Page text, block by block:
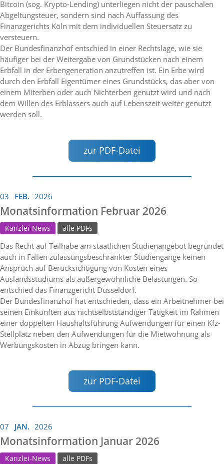
Bitcoin (sog. Krypto-Lending) unterliegen nicht der pauschalen
Abgeltungsteuer, sondern sind nach Auffassung des
Finanzgerichts Köln mit dem individuellen Steuersatz zu
versteuern.
Der Bundesfinanzhof entschied in einer Rechtslage, wie sie
häufiger bei der Weitergabe von Grundstücken nach einem
Erbfall in der Erbengeneration anzutreffen ist. Ein Erbe wird
durch den Erbfall Eigentümer eines Grundstücks, das aber von
einem Miterben oder auch Nichterben genutzt wird und nach
dem Willen des Erblassers auch auf Lebenszeit weiter genutzt
werden soll.
zur PDF-Datei
03 FEB. 2026
Monatsinformation Februar 2026
Kanzlei-News alle PDFs
Das Recht auf Teilhabe am staatlichen Studienangebot begründet
auch in Fällen zulassungsbeschränkter Studiengänge keinen
Anspruch auf Berücksichtigung von Kosten eines
Auslandsstudiums als außergewöhnliche Belastungen. So
entschied das Finanzgericht Düsseldorf.
Der Bundesfinanzhof hat entschieden, dass ein Arbeitnehmer bei
seinen Einkünften aus nichtselbstständiger Tätigkeit im Rahmen
einer doppelten Haushaltsführung Aufwendungen für einen Kfz-
Stellplatz neben den Aufwendungen für die Mietwohnung als
Werbungskosten in Abzug bringen kann.
zur PDF-Datei
07 JAN. 2026
Monatsinformation Januar 2026
Kanzlei-News alle PDFs